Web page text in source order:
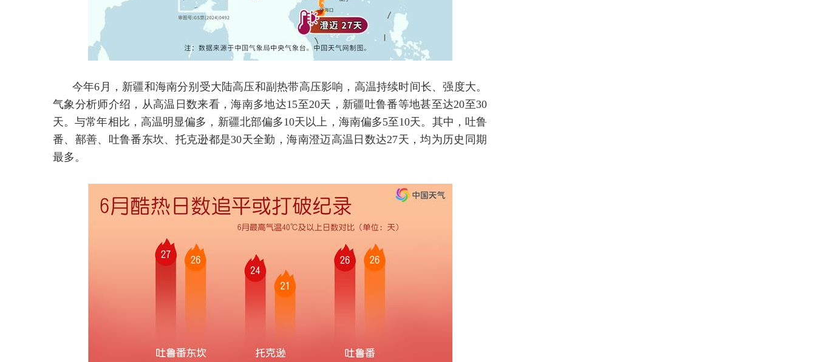
今年6月，新疆和海南分别受大陆高压和副热带高压影响，高温持续时间长、强度大。
气象分析师介绍，从高温日数来看，海南多地达15至20天，新疆吐鲁番等地甚至达20至30
天。与常年相比，高温明显偏多，新疆北部偏多10天以上，海南偏多5至10天。其中，吐鲁
番、鄯善、吐鲁番东坎、托克逊都是30天全勤，海南澄迈高温日数达27天，均为历史同期
最多。